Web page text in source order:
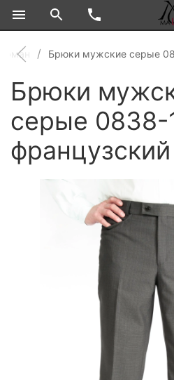
Брюки мужские серые
Брюки
серые 0838-